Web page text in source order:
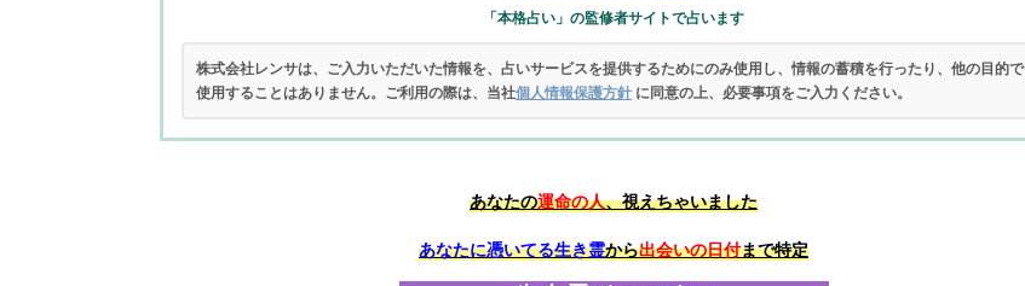
「本格占い」の監修者サイトで占います
株式会社レンサは、ご入力いただいた情報を、占いサービスを提供するためにのみ使用し、情報の蓄積を行ったり、他の目的で
使用することはありません。ご利用の際は、当社個人情報保護方針 に同意の上、必要事項をご入力ください。
あなたの運命の人、視えちゃいました
あなたに憑いてる生き霊から出会いの日付まで特定